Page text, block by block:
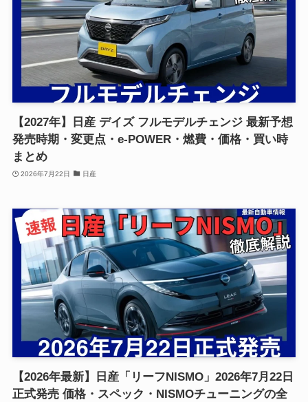
【2027年】日産 デイズ フルモデルチェンジ 最新予想
発売時期・変更点・e-POWER・燃費・価格・買い時
まとめ
2026年7月22日 日産
【2026年最新】日産「リーフNISMO」2026年7月22日
正式発売 価格・スペック・NISMOチューニングの全